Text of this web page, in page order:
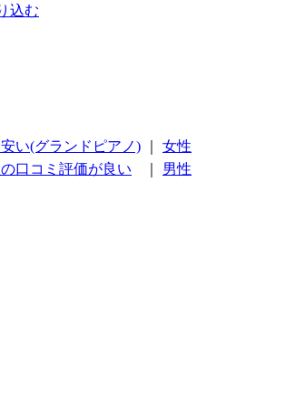
込む
い(グランドピアノ)
女性
口コミ評価が良い 男性